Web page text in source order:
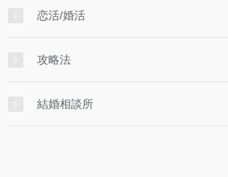
恋活/婚活
攻略法
結婚相談所